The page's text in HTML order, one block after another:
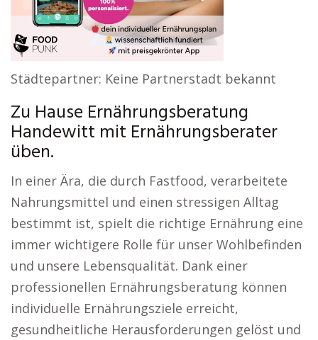
Städtepartner: Keine Partnerstadt bekannt
Zu Hause Ernährungsberatung
Handewitt mit Ernährungsberater
üben.
In einer Ära, die durch Fastfood, verarbeitete
Nahrungsmittel und einen stressigen Alltag
bestimmt ist, spielt die richtige Ernährung eine
immer wichtigere Rolle für unser Wohlbefinden
und unsere Lebensqualität. Dank einer
professionellen Ernährungsberatung können
individuelle Ernährungsziele erreicht,
gesundheitliche Herausforderungen gelöst und